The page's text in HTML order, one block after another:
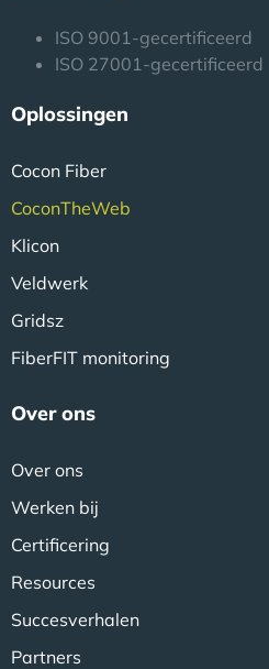
ISO 9001-gecertificeerd
ISO 27001-gecertificeerd
Oplossingen
Cocon Fiber
CoconTheWeb
Klicon
Veldwerk
Gridsz
FiberFIT monitoring
Over ons
Over ons
Werken bij
Certificering
Resources
Succesverhalen
Partners